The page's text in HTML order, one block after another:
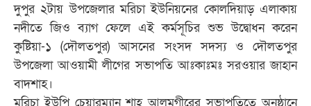
দুপুর ২টায় উপজেলার মরিচা ইউনিয়নের কোলদিয়াড় এলাকায়
নদীতে জিও ব্যাগ ফেলে এই কর্মসূচির শুভ উদ্বোধন করেন
কুষ্টিয়া-১ (দৌলতপুর) আসনের সংসদ সদস্য ও দৌলতপুর
উপজেলা আওয়ামী লীগের সভাপতি আঃকাঃমঃ সরওয়ার জাহান
বাদশাহ।
মরিচা ইউপি চেয়ারম্যান শাহ্ আলমগীরের সভাপতিত্বে অনুষ্ঠানে